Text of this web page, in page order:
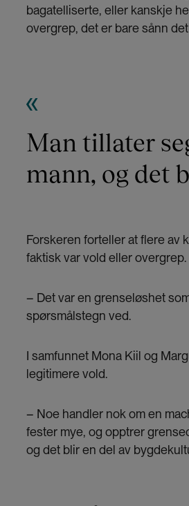
bagatelliserte, eller kanskje
overgrep, det er bare sånn
Man tillater
mann, og det
Forskeren forteller at flere av
faktisk var vold eller overgrep.
– Det var en grenseløshet
spørsmålstegn ved.
I samfunnet Mona Kiil og
legitimere vold.
– Noe handler nok om en
fester mye, og opptrer
og det blir en del av